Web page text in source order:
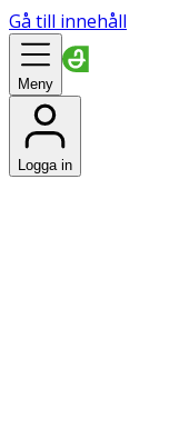
Gå till innehåll
Meny
Logga in